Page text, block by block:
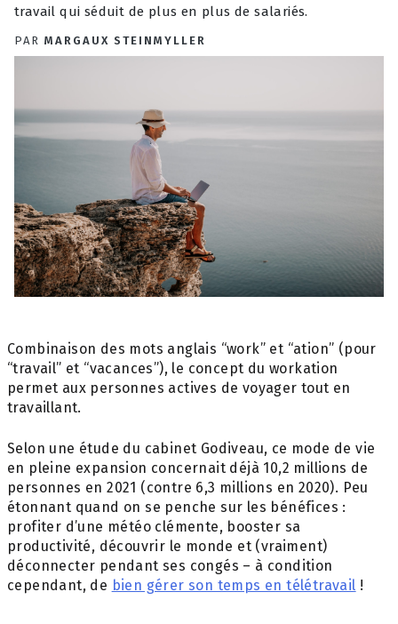
travail qui séduit de plus en plus de salariés.
PAR MARGAUX STEINMYLLER
Combinaison des mots anglais “work” et “ation” (pour
“travail” et “vacances”), le concept du workation
permet aux personnes actives de voyager tout en
travaillant.
Selon une étude du cabinet Godiveau, ce mode de vie
en pleine expansion concernait déjà 10,2 millions de
personnes en 2021 (contre 6,3 millions en 2020). Peu
étonnant quand on se penche sur les bénéfices :
profiter d’une météo clémente, booster sa
productivité, découvrir le monde et (vraiment)
déconnecter pendant ses congés – à condition
cependant, de bien gérer son temps en télétravail !